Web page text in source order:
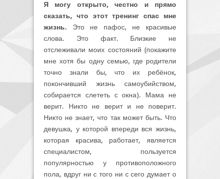
Я могу открыто, честно и прямо
сказать, что этот тренинг спас мне
жизнь. Это не пафос, не красивые
слова. Это факт. Близкие не
отслеживали моих состояний (покажите
мне хотя бы одну семью, где родители
точно знали бы, что их ребёнок,
покончивший жизнь самоубийством,
собирается слететь с окна). Мама не
верит. Никто не верит и не поверит.
Никто не знает, что так может быть. Что
девушка, у которой впереди вся жизнь,
которая красива, работает, является
специалистом, пользуется
популярностью у противоположного
пола, вдруг ни с того ни с сего думает о